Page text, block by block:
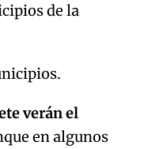
de la
verán el
en algunos